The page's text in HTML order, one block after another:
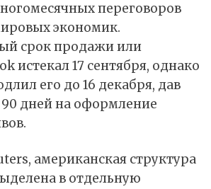
переговоров
экономик.
срок продажи или
истекал 17 сентября, однако
его до 16 декабря, дав
дней на оформление
американская структура
в отдельную